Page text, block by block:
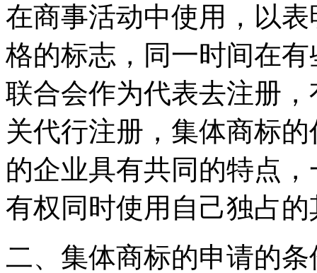
在商事活动中使用，以
格的标志，同一时间在
联合会作为代表去注册
关代行注册，集体商标
的企业具有共同的特点
有权同时使用自己独占
二、集体商标的申请的